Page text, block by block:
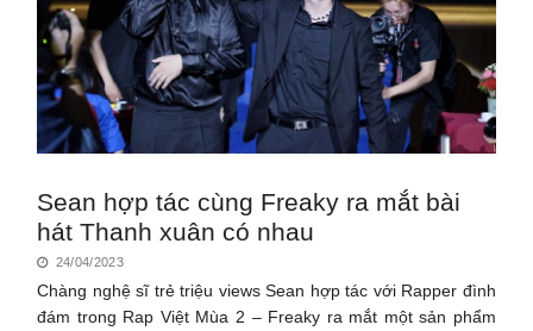
Sean hợp tác cùng Freaky ra mắt bài
hát Thanh xuân có nhau
24/04/2023
Chàng nghệ sĩ trẻ triệu views Sean hợp tác với Rapper đình
đám trong Rap Việt Mùa 2 – Freaky ra mắt một sản phẩm